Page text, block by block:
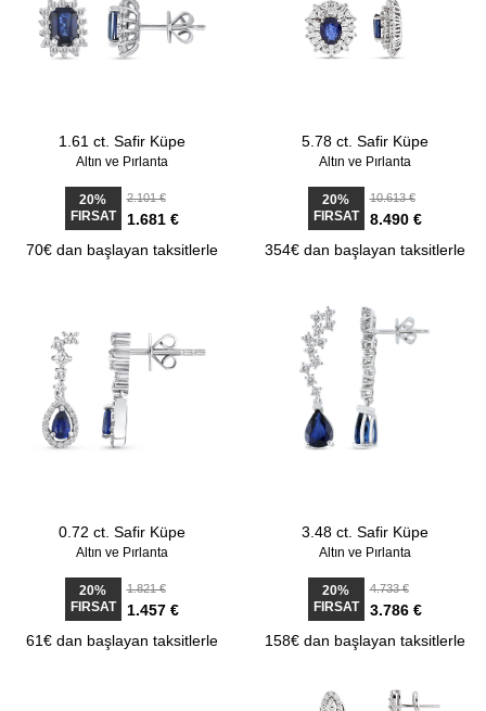
1.61 ct. Safir Küpe
Altın ve Pırlanta
20%
FIRSAT
2.101 €
1.681 €
70€ dan başlayan taksitlerle
5.78 ct. Safir Küpe
Altın ve Pırlanta
20%
FIRSAT
10.613 €
8.490 €
354€ dan başlayan taksitlerle
0.72 ct. Safir Küpe
Altın ve Pırlanta
20%
FIRSAT
1.821 €
1.457 €
61€ dan başlayan taksitlerle
3.48 ct. Safir Küpe
Altın ve Pırlanta
20%
FIRSAT
4.733 €
3.786 €
158€ dan başlayan taksitlerle